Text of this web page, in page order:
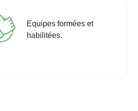
Equipes formées et
habilitées.